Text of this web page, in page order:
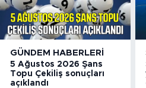
GÜNDEM HABERLERI
5 Ağustos 2026 Şans
Topu Çekiliş sonuçları
açıklandı